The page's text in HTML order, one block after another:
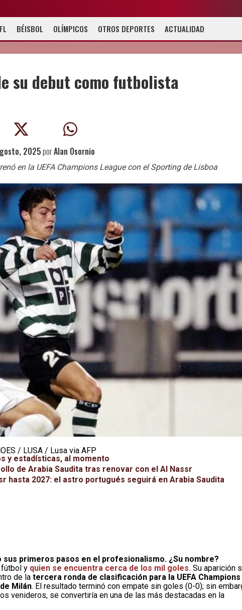
BÉISBOL OLÍMPICOS OTROS DEPORTES ACTUALIDAD
su debut como futbolista
2025porAlan Osornio
en la UEFA Champions League con el Sporting de Lisboa
/ LUSA / Lusa via AFP
y estadísticas, al momento
de Arabia Saudita tras renovar con el Al Nassr
hasta 2027: el astro portugués seguirá en Arabia Saudita
sus primeros pasos en el profesionalismo. ¿Su nombre?
fútbol y quien se encuentra cerca de los mil goles. Su aparición
de la tercera ronda de clasificación para la UEFA Champions
Milán. El resultado terminó con empate sin goles (0-0); sin
venideros, se convertiría en una de las más destacadas en la